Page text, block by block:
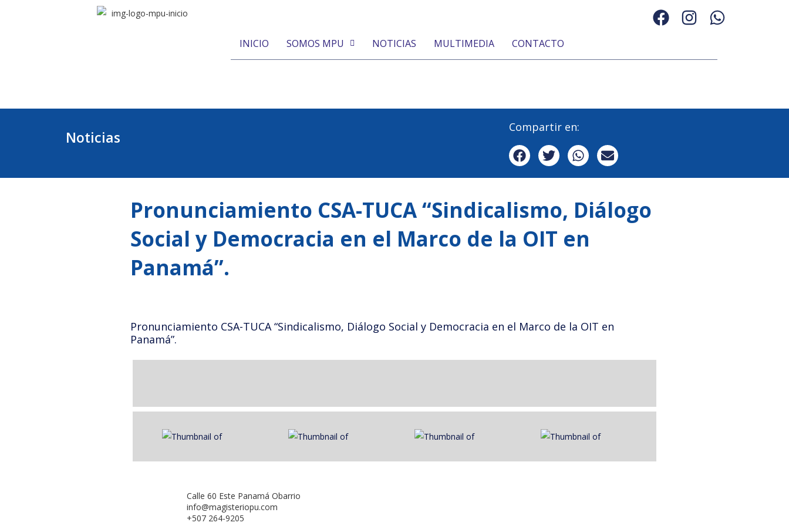
INICIO SOMOS MPU NOTICIAS MULTIMEDIA CONTACTO
Noticias
Compartir en:
Pronunciamiento CSA-TUCA “Sindicalismo, Diálogo
Social y Democracia en el Marco de la OIT en
Panamá”.
Pronunciamiento CSA-TUCA “Sindicalismo, Diálogo Social y Democracia en el Marco de la OIT en
Panamá”.
Calle 60 Este Panamá Obarrio
info@magisteriopu.com
+507 264-9205